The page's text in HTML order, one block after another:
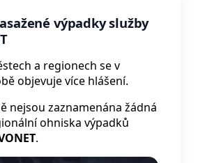
výpadky služby
a regionech se v
objevuje více hlášení.
nejsou zaznamenána žádná
ohniska výpadků
.